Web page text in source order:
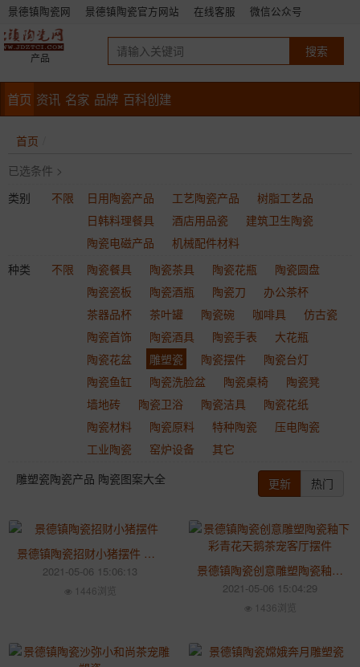
景德镇陶瓷网 景德镇陶瓷官方网站 在线客服 微信公众号
产品
首页 资讯 名家 品牌 百科创建
首页
已选条件 >
类别
不限 日用陶瓷产品 工艺陶瓷产品
树脂工艺品
日韩料理餐具
酒店用品瓷
建筑卫生陶瓷
陶瓷电磁产品
机械配件材料
种类
不限 陶瓷餐具 陶瓷茶具 陶瓷花瓶
陶瓷圆盘
陶瓷瓷板
陶瓷酒瓶 陶瓷刀
办公茶杯
茶器品杯
茶叶罐 陶瓷碗 咖啡具
仿古瓷
陶瓷首饰
陶瓷酒具 陶瓷手表
大花瓶
陶瓷花盆
雕塑瓷 陶瓷摆件
陶瓷台灯
陶瓷鱼缸
陶瓷洗脸盆 陶瓷桌椅
陶瓷凳
墙地砖
陶瓷卫浴 陶瓷洁具
陶瓷花纸
陶瓷材料
陶瓷原料 特种陶瓷
压电陶瓷
工业陶瓷
窑炉设备 其它
更新 热门
雕塑瓷陶瓷产品 陶瓷图案大全
景德镇陶瓷招财小猪摆件 创意十二生肖陶瓷吉祥猪动物家居客厅装饰品
2021-05-06 15:06:13
1446浏览
景德镇陶瓷创意雕塑陶瓷釉下彩青花天鹅茶宠客厅摆件
2021-05-06 15:04:29
1436浏览